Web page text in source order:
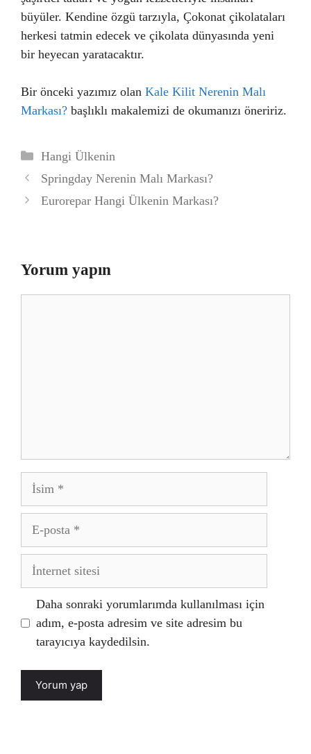
büyüler. Kendine özgü tarzıyla, Çokonat çikolataları
herkesi tatmin edecek ve çikolata dünyasında yeni
bir heyecan yaratacaktır.
Bir önceki yazımız olan Kale Kilit Nerenin Malı
Markası? başlıklı makalemizi de okumanızı öneririz.
Kategoriler
Hangi Ülkenin
Springday Nerenin Malı Markası?
Eurorepar Hangi Ülkenin Markası?
Yorum yapın
İsim
posta
İnternet
Daha sonraki yorumlarımda kullanılması için
adım, e-posta adresim ve site adresim bu
tarayıcıya kaydedilsin.